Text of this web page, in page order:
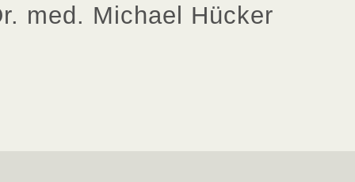
med. Michael Hücker